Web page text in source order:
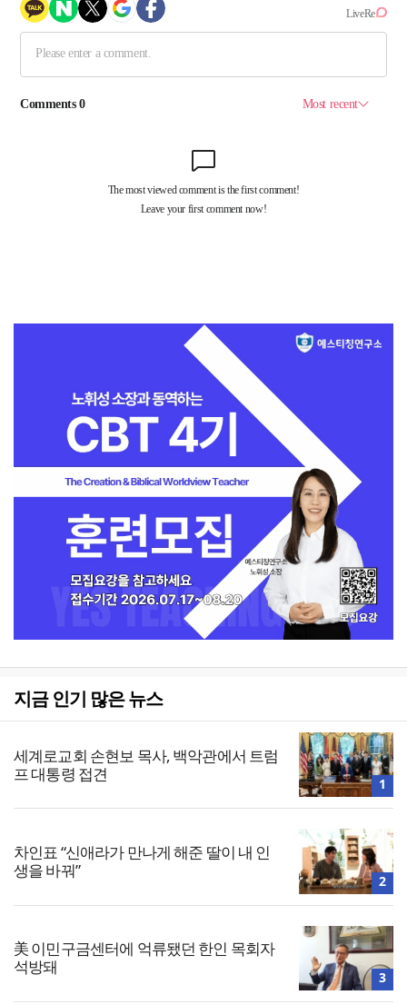
지금 인기 많은 뉴스
세계로교회 손현보 목사, 백악관에서 트럼
프 대통령 접견
1
차인표 “신애라가 만나게 해준 딸이 내 인
생을 바꿔”
2
美 이민구금센터에 억류됐던 한인 목회자
석방돼
3